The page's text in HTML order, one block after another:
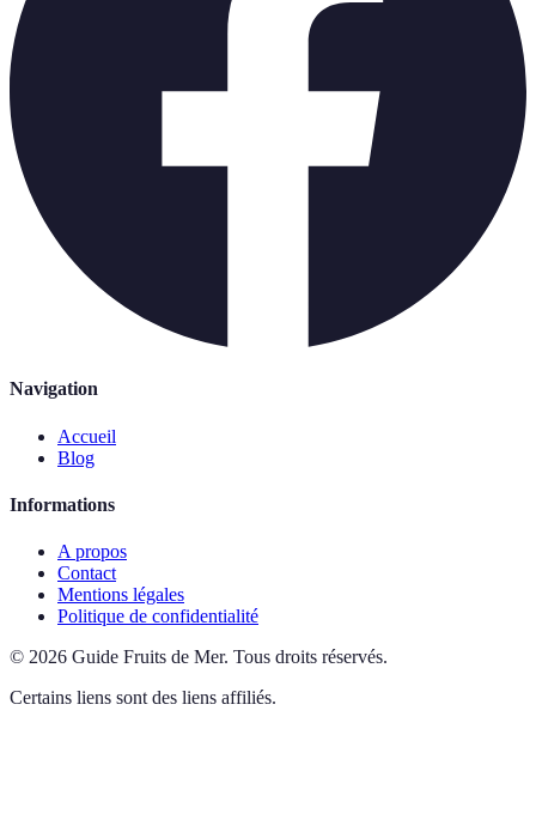
Navigation
Accueil
Blog
Informations
A propos
Contact
Mentions légales
Politique de confidentialité
© 2026 Guide Fruits de Mer. Tous droits réservés.
Certains liens sont des liens affiliés.